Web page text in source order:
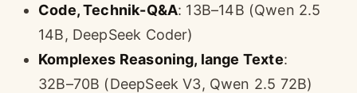
Code, Technik-Q&A: 13B–14B (Qwen 2.5
14B, DeepSeek Coder)
Komplexes Reasoning, lange Texte:
32B–70B (DeepSeek V3, Qwen 2.5 72B)